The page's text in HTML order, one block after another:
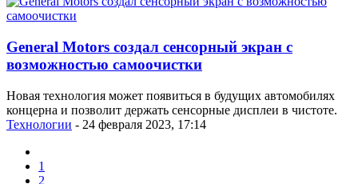
General Motors создал сенсорный экран с
возможностью самоочистки
Новая технология может появиться в будущих автомобилях
концерна и позволит держать сенсорные дисплеи в чистоте.
Технологии - 24 февраля 2023, 17:14
1
2